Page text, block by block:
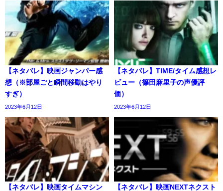
【ネタバレ】映画ジャンパー感
想（※部屋ごと瞬間移動はやり
すぎ）
2023年6月12日
【ネタバレ】TIME/タイム感想レ
ビュー（篠田麻里子の声優評
価）
2023年6月12日
【ネタバレ】映画タイムマシン
【ネタバレ】映画NEXTネクスト